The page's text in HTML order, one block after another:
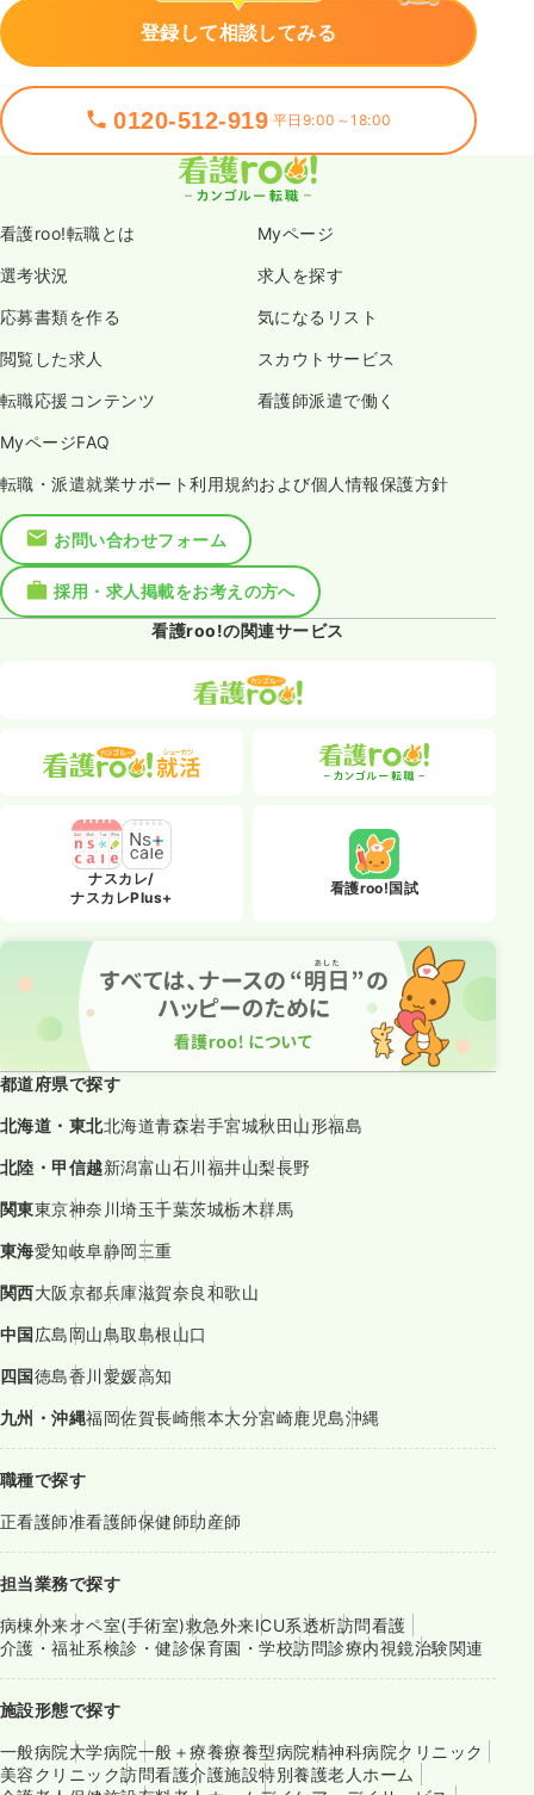
登録して相談してみる
0120-512-919 平日9:00～18:00
看護roo!転職とは Myページ
選考状況 求人を探す
応募書類を作る 気になるリスト
閲覧した求人 スカウトサービス
転職応援コンテンツ 看護師派遣で働く
MyページFAQ
転職・派遣就業サポート利用規約および個人情報保護方針
お問い合わせフォーム
採用・求人掲載をお考えの方へ
看護roo!の関連サービス
ナスカレ/
ナスカレPlus+
看護roo!国試
都道府県で探す
北海道・東北北海道青森岩手宮城秋田山形福島
北陸・甲信越新潟富山石川福井山梨長野
関東東京神奈川埼玉千葉茨城栃木群馬
東海愛知岐阜静岡三重
関西大阪京都兵庫滋賀奈良和歌山
中国広島岡山鳥取島根山口
四国徳島香川愛媛高知
九州・沖縄福岡佐賀長崎熊本大分宮崎鹿児島沖縄
職種で探す
正看護師准看護師保健師助産師
担当業務で探す
病棟外来オペ室(手術室)救急外来ICU系透析訪問看護
介護・福祉系検診・健診保育園・学校訪問診療内視鏡治験関連
施設形態で探す
一般病院大学病院一般＋療養療養型病院精神科病院クリニック
美容クリニック訪問看護介護施設特別養護老人ホーム